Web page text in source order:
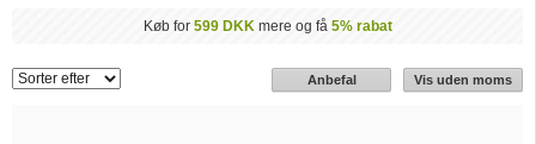
Køb for 599 DKKmere og få 5% rabat
Anbefal Vis uden moms